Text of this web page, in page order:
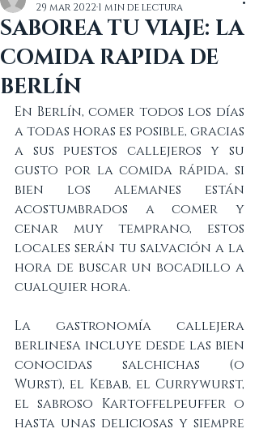
SABOREA TU VIAJE: LA
COMIDA RAPIDA DE
BERLÍN
29 mar 20221 min de lectura
En Berlín, comer todos los días
a todas horas es posible, gracias
a sus puestos callejeros y su
gusto por la comida rápida, si
bien los alemanes están
acostumbrados a comer y
cenar muy temprano, estos
locales serán tu salvación a la
hora de buscar un bocadillo a
cualquier hora.
La gastronomía callejera
berlinesa incluye desde las bien
conocidas salchichas (o
Wurst), el Kebab, el Currywurst,
el sabroso Kartoffelpeuffer o
hasta unas deliciosas y siempre